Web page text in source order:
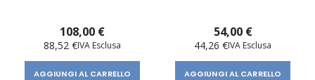
108,00 €
88,52 €
AGGIUNGI AL CARRELLO
54,00 €
44,26 €
AGGIUNGI AL CARRELLO